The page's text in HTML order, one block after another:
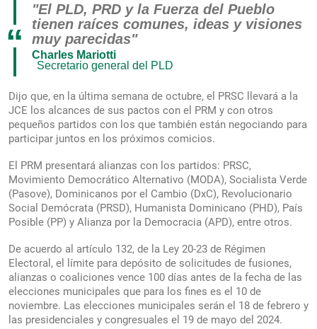
"El PLD, PRD y la Fuerza del Pueblo
tienen raíces comunes, ideas y visiones
muy parecidas"
Charles Mariotti
Secretario general del PLD
“
Dijo que, en la última semana de octubre, el PRSC llevará a la
JCE los alcances de sus pactos con el PRM y con otros
pequeños partidos con los que también están negociando para
participar juntos en los próximos comicios.
El PRM presentará alianzas con los partidos: PRSC,
Movimiento Democrático Alternativo (MODA), Socialista Verde
(Pasove), Dominicanos por el Cambio (DxC), Revolucionario
Social Demócrata (PRSD), Humanista Dominicano (PHD), País
Posible (PP) y Alianza por la Democracia (APD), entre otros.
De acuerdo al artículo 132, de la Ley 20-23 de Régimen
Electoral, el límite para depósito de solicitudes de fusiones,
alianzas o coaliciones vence 100 días antes de la fecha de las
elecciones municipales que para los fines es el 10 de
noviembre. Las elecciones municipales serán el 18 de febrero y
las presidenciales y congresuales el 19 de mayo del 2024.